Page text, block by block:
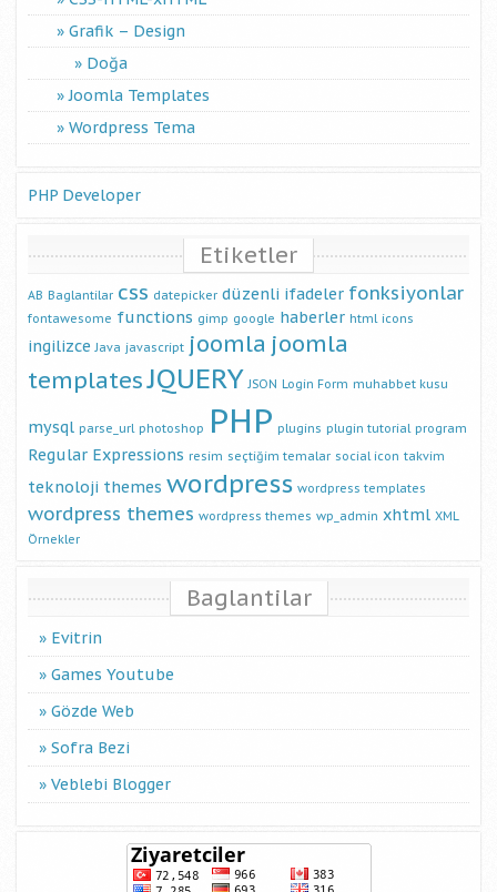
Grafik – Design
Doğa
Joomla Templates
Wordpress Tema
PHP Developer
Etiketler
AB Baglantilar css datepicker düzenli ifadeler fonksiyonlar
fontawesome functions gimp google haberler html icons
ingilizce Java javascript joomla joomla
templatesJQUERY JSON Login Form muhabbet kusu
mysql parse_url photoshop PHP plugins plugin tutorial program
Regular Expressions resim seçtiğim temalar social icon takvim
teknoloji themes wordpress wordpress templates
wordpress themes wordpress themes wp_admin xhtml XML
Örnekler
Baglantilar
Evitrin
Games Youtube
Gözde Web
Sofra Bezi
Veblebi Blogger